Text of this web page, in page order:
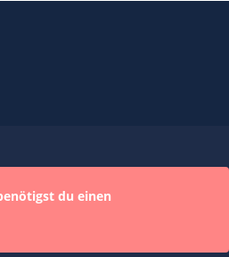
du einen